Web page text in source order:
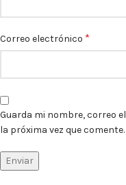
Correo electrónico *
Guarda mi nombre, correo
la próxima vez que comente.